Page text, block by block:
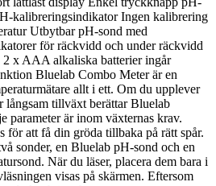
kalibreringsindikator Ingen kalibrering
Utbytbar pH-sond med
för räckvidd och under räckvidd
x AAA alkaliska batterier ingår
Bluelab Combo Meter är en
allt i ett. Om du upplever
långsam tillväxt berättar Bluelab
parameter är inom växternas krav.
för att få din gröda tillbaka på rätt spår.
sonder, en Bluelab pH-sond och en
När du läser, placera dem bara i
visas på skärmen. Eftersom